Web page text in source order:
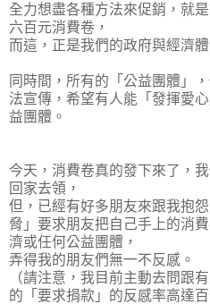
全力想盡各種方法來促銷，就
六百元消費卷，
而這，正是我們的政府與經濟
同時間，所有的「公益團體」
法宣傳，希望有人能「發揮愛
益團體。
今天，消費卷真的發下來了，
回家去領，
但，已經有好多朋友來跟我抱
脅」要求朋友把自己手上的消
濟或任何公益團體，
弄得我的朋友們無一不反感。
（請注意，我目前主動去問跟
的「要求捐款」的反感率高達百